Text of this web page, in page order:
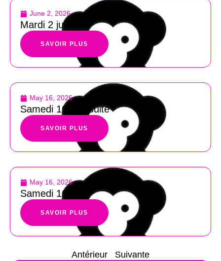
June 2, 2026
Mardi 2 juin
SAVOIR PLUS
May 16, 2026
Samedi 16 mai suite
SAVOIR PLUS
May 16, 2026
Samedi 16 mai
SAVOIR PLUS
Antérieur Suivante